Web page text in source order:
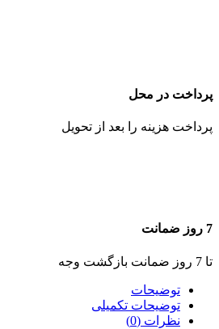
پرداخت در محل
پرداخت هزینه را بعد از تحویل
7 روز ضمانت
تا 7 روز ضمانت بازگشت وجه
توضیحات
توضیحات تکمیلی
نظرات (0)